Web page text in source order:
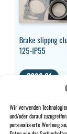
Wir verwenden
und/oder darauf
personalisierte Werbung
Brake slippng
125-IP55
€808,61